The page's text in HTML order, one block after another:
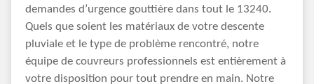
demandes d’urgence gouttière dans tout le 13240.
Quels que soient les matériaux de votre descente
pluviale et le type de problème rencontré, notre
équipe de couvreurs professionnels est entièrement à
votre disposition pour tout prendre en main. Notre